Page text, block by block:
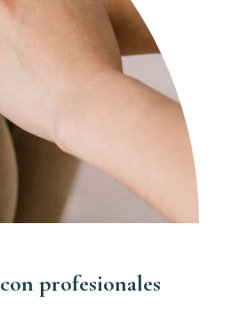
profesionales